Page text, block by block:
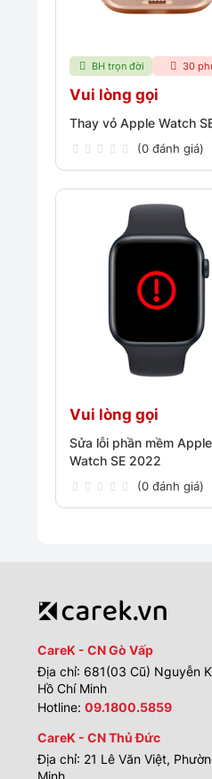
BH trọn đời 30
Vui lòng gọi
Thay vỏ Apple Watch
(0 đánh giá)
Vui lòng gọi
Sửa lỗi phần mềm Apple
Watch SE 2022
(0 đánh giá)
CareK - CN Gò Vấp
Địa chỉ: 681(03 Cũ) Nguyễn
Hồ Chí Minh
Hotline: 09.1800.5859
CareK - CN Thủ Đức
Địa chỉ: 21 Lê Văn Việt,
Minh